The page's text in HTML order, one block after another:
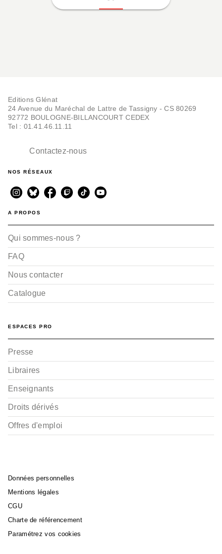
Editions Glénat
24 Avenue du Maréchal de Lattre de Tassigny - CS 80269
92772 BOULOGNE-BILLANCOURT CEDEX
Tel : 01.41.46.11.11
Contactez-nous
NOS RÉSEAUX
A PROPOS
Qui sommes-nous ?
FAQ
Nous contacter
Catalogue
ESPACES PRO
Presse
Libraires
Enseignants
Droits dérivés
Offres d'emploi
Données personnelles
Mentions légales
CGU
Charte de référencement
Paramétrez vos cookies